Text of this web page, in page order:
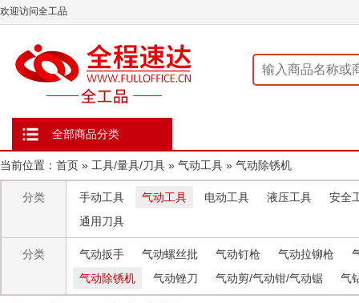
欢迎访问全工品
全部商品分类
当前位置： 首页 » 工具/量具/刀具 » 气动工具 » 气动除锈机
分类 手动工具 气动工具 电动工具 液压工具
安全
通用刀具
分类 气动扳手 气动螺丝批 气动钉枪 气动拉铆枪
气动除锈机
气动锉刀 气动剪/气动钳/气动锯 气